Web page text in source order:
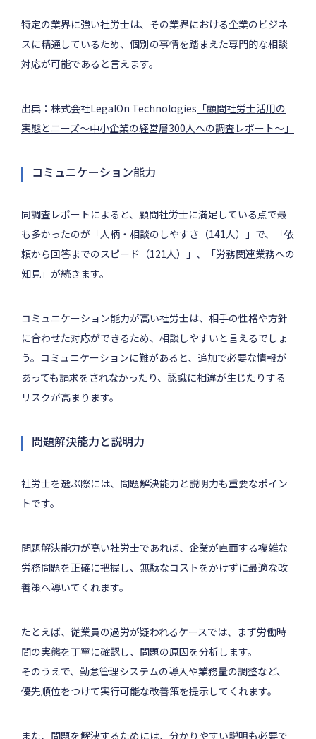
特定の業界に強い社労士は、その業界における企業のビジネ
スに精通しているため、個別の事情を踏まえた専門的な相談
対応が可能であると言えます。
出典：株式会社LegalOn Technologies 「顧問社労士活用の
実態とニーズ～中小企業の経営層300人への調査レポート～」
コミュニケーション能力
同調査レポートによると、顧問社労士に満足している点で最
も多かったのが「人柄・相談のしやすさ（141人）」で、「依
頼から回答までのスピード（121人）」、「労務関連業務への
知見」が続きます。
コミュニケーション能力が高い社労士は、相手の性格や方針
に合わせた対応ができるため、相談しやすいと言えるでしょ
う。コミュニケーションに難があると、追加で必要な情報が
あっても請求をされなかったり、認識に相違が生じたりする
リスクが高まります。
問題解決能力と説明力
社労士を選ぶ際には、問題解決能力と説明力も重要なポイン
トです。
問題解決能力が高い社労士であれば、企業が直面する複雑な
労務問題を正確に把握し、無駄なコストをかけずに最適な改
善策へ導いてくれます。
たとえば、従業員の過労が疑われるケースでは、まず労働時
間の実態を丁寧に確認し、問題の原因を分析します。
そのうえで、勤怠管理システムの導入や業務量の調整など、
優先順位をつけて実行可能な改善策を提示してくれます。
また、問題を解決するためには、分かりやすい説明も必要で